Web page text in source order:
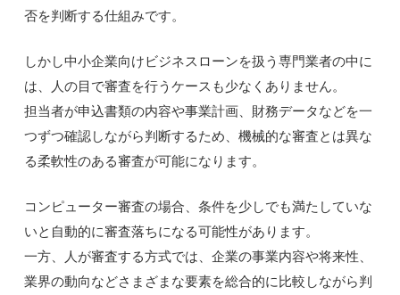
否を判断する仕組みです。
しかし中小企業向けビジネスローンを扱う専門業者の中に
は、人の目で審査を行うケースも少なくありません。
担当者が申込書類の内容や事業計画、財務データなどを一
つずつ確認しながら判断するため、機械的な審査とは異な
る柔軟性のある審査が可能になります。
コンピューター審査の場合、条件を少しでも満たしていな
いと自動的に審査落ちになる可能性があります。
一方、人が審査する方式では、企業の事業内容や将来性、
業界の動向などさまざまな要素を総合的に比較しながら判